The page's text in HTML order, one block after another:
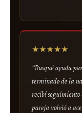
★★★★★
“Busqué ayuda
terminado de la
recibí seguimiento
pareja volvió a